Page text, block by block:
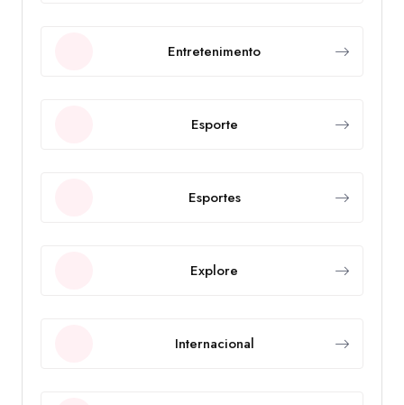
Entretenimento
Esporte
Esportes
Explore
Internacional